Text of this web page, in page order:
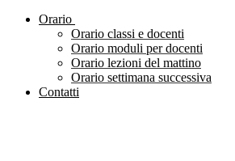
Orario
Orario classi e docenti
Orario moduli per docenti
Orario lezioni del mattino
Orario settimana successiva
Contatti